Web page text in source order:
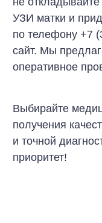
УЗИ матки и
по телефону +7
сайт. Мы
оперативное
Выбирайте
получения
и точной
приоритет!